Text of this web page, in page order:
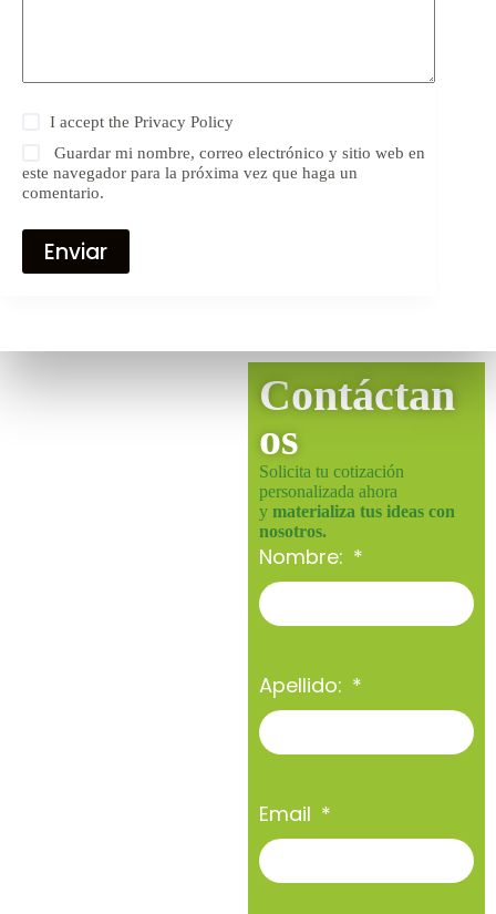
I accept thePrivacy Policy
Guardar mi nombre, correo electrónico y sitio web en
este navegador para la próxima vez que haga un
comentario.
Enviar
Contáctan
os
Solicita tu cotización
personalizada ahora
y materializa tus ideas con
nosotros.
Nombre:
Apellido:
Email